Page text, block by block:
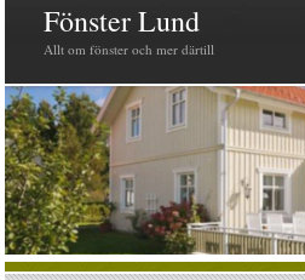
Fönster Lund
Allt om fönster och mer därtill